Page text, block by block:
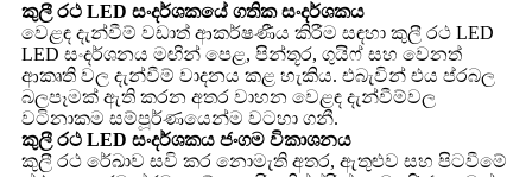
කුලී රථ LED සංදර්ශකයේ ගතික සංදර්ශකය
වෙළඳ දැන්වීම් වඩාත් ආකර්ෂණීය කිරීම සඳහා කුලී රථ LED
LED සංදර්ශනය මඟින් පෙළ, පින්තූර, ගුයිෆ් සහ වෙනත්
ආකෘති වල දැන්වීම් වාදනය කළ හැකිය. එබැවින් එය ප්රබල
බලපෑමක් ඇති කරන අතර වාහන වෙළඳ දැන්වීම්වල
වටිනාකම සම්පූර්ණයෙන්ම වටහා ගනී.
කුලී රථ LED සංදර්ශකය ජංගම විකාශනය
කුලී රථ රේඛාව සවි කර නොමැති අතර, ඇතුළුව සහ පිටවීමේ